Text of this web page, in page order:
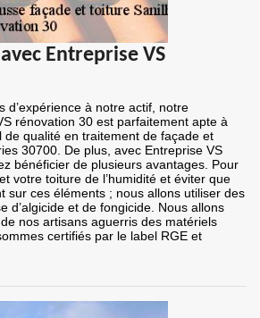
Entreprise VS
d’expérience à notre actif, notre
rénovation 30 est parfaitement apte à
de qualité en traitement de façade et
30700. De plus, avec Entreprise VS
bénéficier de plusieurs avantages. Pour
votre toiture de l’humidité et éviter que
sur ces éléments ; nous allons utiliser des
d’algicide et de fongicide. Nous allons
nos artisans aguerris des matériels
certifiés par le label RGE et